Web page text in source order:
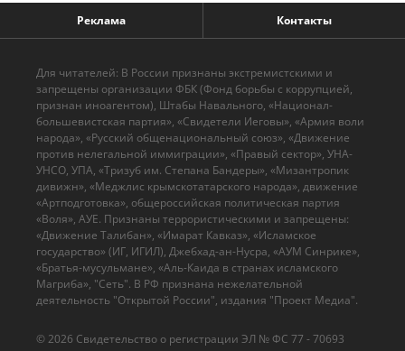
Реклама Контакты
© 2026 Cвидетельство о регистрации ЭЛ № ФС 77 - 70693
Для читателей: В России признаны экстремистскими и
запрещены организации ФБК (Фонд борьбы с коррупцией,
признан иноагентом), Штабы Навального, «Национал-
большевистская партия», «Свидетели Иеговы», «Армия воли
народа», «Русский общенациональный союз», «Движение
против нелегальной иммиграции», «Правый сектор», УНА-
УНСО, УПА, «Тризуб им. Степана Бандеры», «Мизантропик
дивижн», «Меджлис крымскотатарского народа», движение
«Артподготовка», общероссийская политическая партия
«Воля», АУЕ. Признаны террористическими и запрещены:
«Движение Талибан», «Имарат Кавказ», «Исламское
государство» (ИГ, ИГИЛ), Джебхад-ан-Нусра, «АУМ Синрике»,
«Братья-мусульмане», «Аль-Каида в странах исламского
Магриба», "Сеть". В РФ признана нежелательной
деятельность "Открытой России", издания "Проект Медиа".